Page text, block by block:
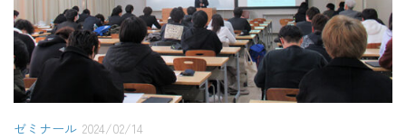
ゼミナール 2024/02/14